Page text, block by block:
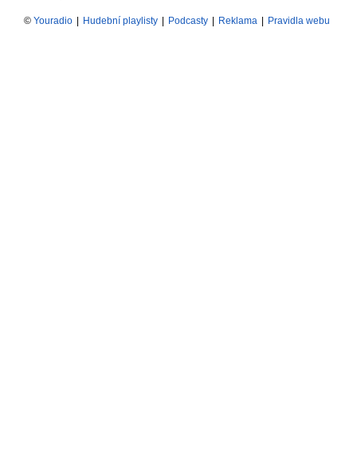
© Youradio Hudební playlisty Podcasty Reklama Pravidla webu